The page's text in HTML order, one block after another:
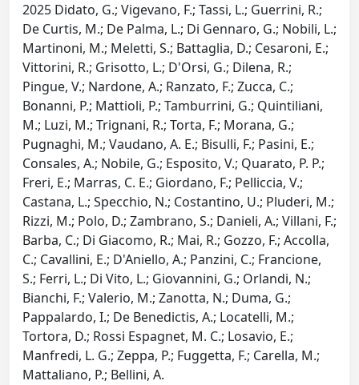
2025 Didato, G.; Vigevano, F.; Tassi, L.; Guerrini, R.;
De Curtis, M.; De Palma, L.; Di Gennaro, G.; Nobili, L.;
Martinoni, M.; Meletti, S.; Battaglia, D.; Cesaroni, E.;
Vittorini, R.; Grisotto, L.; D'Orsi, G.; Dilena, R.;
Pingue, V.; Nardone, A.; Ranzato, F.; Zucca, C.;
Bonanni, P.; Mattioli, P.; Tamburrini, G.; Quintiliani,
M.; Luzi, M.; Trignani, R.; Torta, F.; Morana, G.;
Pugnaghi, M.; Vaudano, A. E.; Bisulli, F.; Pasini, E.;
Consales, A.; Nobile, G.; Esposito, V.; Quarato, P. P.;
Freri, E.; Marras, C. E.; Giordano, F.; Pelliccia, V.;
Castana, L.; Specchio, N.; Costantino, U.; Pluderi, M.;
Rizzi, M.; Polo, D.; Zambrano, S.; Danieli, A.; Villani, F.;
Barba, C.; Di Giacomo, R.; Mai, R.; Gozzo, F.; Accolla,
C.; Cavallini, E.; D'Aniello, A.; Panzini, C.; Francione,
S.; Ferri, L.; Di Vito, L.; Giovannini, G.; Orlandi, N.;
Bianchi, F.; Valerio, M.; Zanotta, N.; Duma, G.;
Pappalardo, I.; De Benedictis, A.; Locatelli, M.;
Tortora, D.; Rossi Espagnet, M. C.; Losavio, E.;
Manfredi, L. G.; Zeppa, P.; Fuggetta, F.; Carella, M.;
Mattaliano, P.; Bellini, A.